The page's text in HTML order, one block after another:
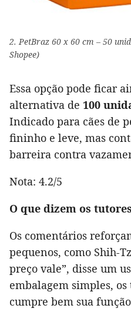
2. PetBraz 60 x 60 cm – 50
Shopee)
Essa opção pode ficar
alternativa de 100
Indicado para cães de
fininho e leve, mas
barreira contra
Nota: 4.2/5
O que dizem os
Os comentários
pequenos, como Shih-
preço vale”, disse um
embalagem simples,
cumpre bem sua